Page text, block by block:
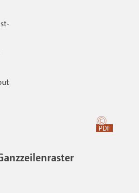
PDF